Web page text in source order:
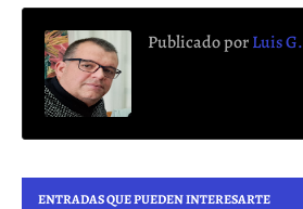
Publicado porLuis G.
ENTRADAS QUE PUEDEN INTERESARTE